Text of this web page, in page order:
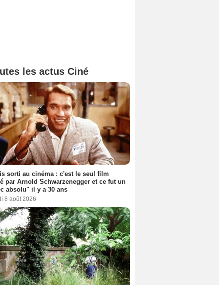
les actus Ciné
sorti au cinéma : c'est le seul film
par Arnold Schwarzenegger et ce fut un
absolu" il y a 30 ans
8 août 2026